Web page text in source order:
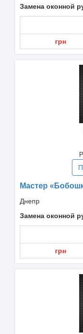
Замена оконной
грн
Мастер
Днепр
Замена оконной
грн